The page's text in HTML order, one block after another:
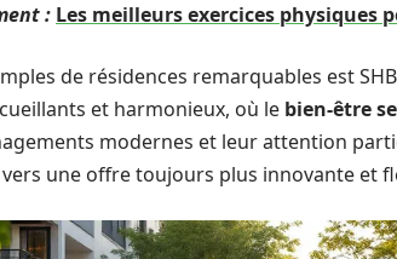
: Les meilleurs exercices physiques
de résidences remarquables est
et harmonieux, où le bien-être
modernes et leur attention
vers une offre toujours plus innovante et